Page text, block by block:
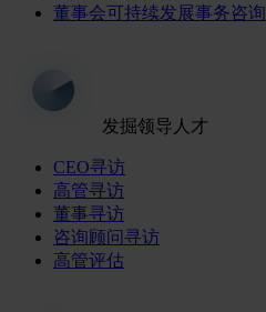
董事会可持续发展事务咨询
发掘领导人才
CEO寻访
高管寻访
董事寻访
咨询顾问寻访
高管评估